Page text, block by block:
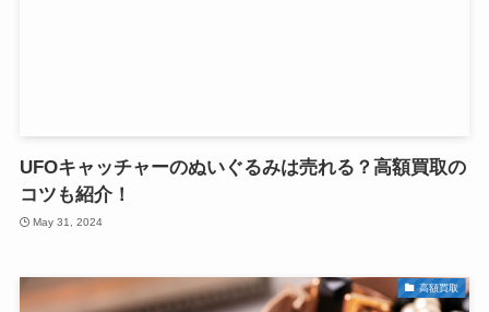
UFOキャッチャーのぬいぐるみは売れる？高額買取の
コツも紹介！
May 31, 2024
高額買取